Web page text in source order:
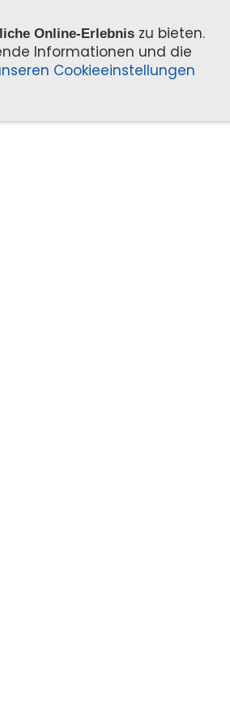
Sport Archiv
Online-Erlebnis zu bieten.
Informationen und die
Cookieeinstellungen